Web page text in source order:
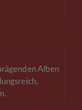
Alben